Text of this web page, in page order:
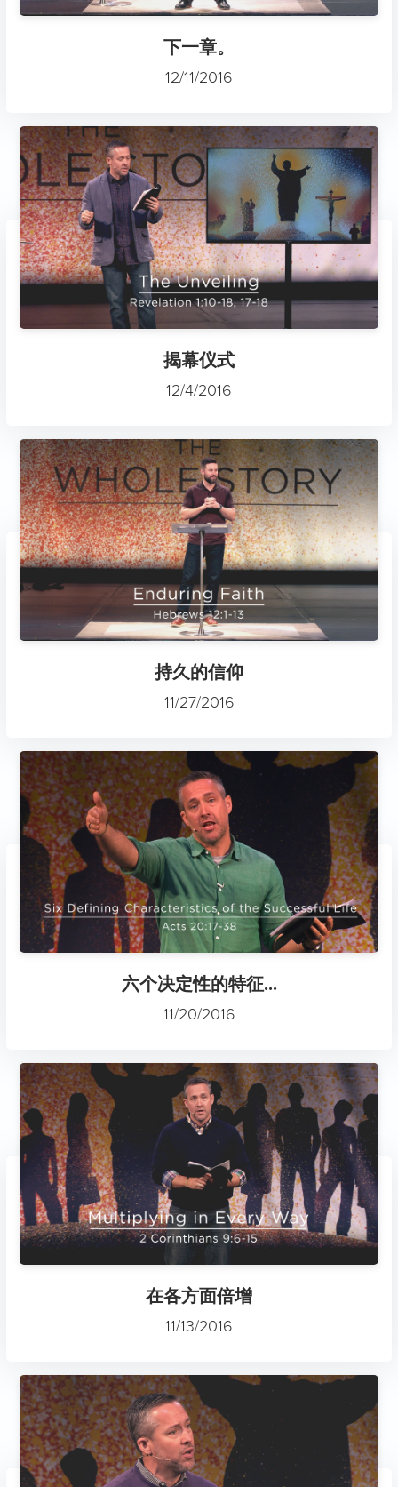
下一章。
12/11/2016
揭幕仪式
12/4/2016
持久的信仰
11/27/2016
六个决定性的特征...
11/20/2016
在各方面倍增
11/13/2016